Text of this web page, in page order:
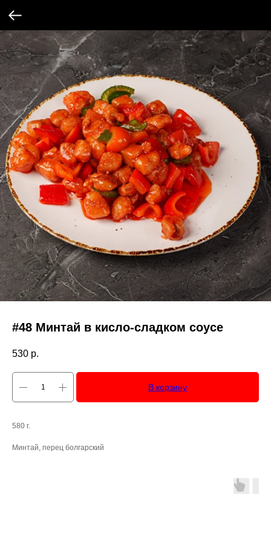
#48 Минтай в кисло-сладком соусе
530 р.
В корзину
580 г.
Минтай, перец болгарский